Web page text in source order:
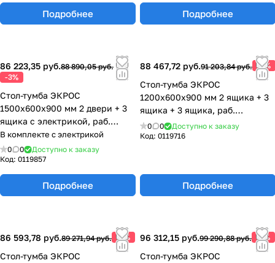
Подробнее Подробнее
86 223,35 руб.88 890,05 руб.
-3%
Стол-тумба ЭКРОС
1500х600х900 мм 2 двери + 3
ящика с электрикой, раб.
поверхность - LABGRADE
77.0149.10.08-01
В комплекте с электрикой
0 0
Доступно к заказу
Код: 0119857
Подробнее
88 467,72 руб.91 203,84 руб. -3%
Стол-тумба ЭКРОС
1200х600х900 мм 2 ящика + 3
ящика + 3 ящика, раб.
поверхность - LABGRADE
77.0137.10.08-01
0 0
Доступно к заказу
Код: 0119716
Подробнее
86 593,78 руб.89 271,94 руб. -3%
Стол-тумба ЭКРОС
96 312,15 руб.99 290,88 руб. -3%
Стол-тумба ЭКРОС